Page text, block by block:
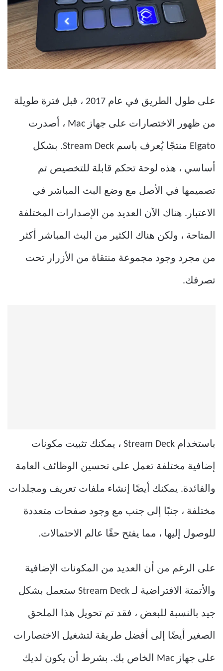
على طول الطريق في عام 2017 ، قبل فترة طويلة
من ظهور الاختصارات على جهاز Mac ، أصدرت
Elgato منتجًا يُعرف باسم Stream Deck. بشكل
أساسي ، هذه لوحة تحكم قابلة للتخصيص تم
تصميمها في الأصل مع وضع البث المباشر في
الاعتبار. هناك الآن العديد من الإصدارات المختلفة
المتاحة ، ولكن هناك الكثير من البث المباشر أكثر
من مجرد وجود مجموعة منتقاة من الأزرار تحت
تصرفك.
باستخدام Stream Deck ، يمكنك تثبيت مكونات
إضافية مختلفة تعمل على تحسين الوظائف العامة
والفائدة. يمكنك أيضًا إنشاء ملفات تعريف ومجلدات
مختلفة ، جنبًا إلى جنب مع وجود صفحات متعددة
للوصول إليها ، مما يفتح حقًا عالم الاحتمالات.
على الرغم من أن العديد من المكونات الإضافية
والأتمتة الافتراضية لـ Stream Deck ستعمل بشكل
جيد بالنسبة للبعض ، فقد تم تحويل هذا الملحق
الصغير أيضًا إلى أفضل طريقة لتشغيل الاختصارات
على جهاز Mac الخاص بك. بشرط أن يكون لديك